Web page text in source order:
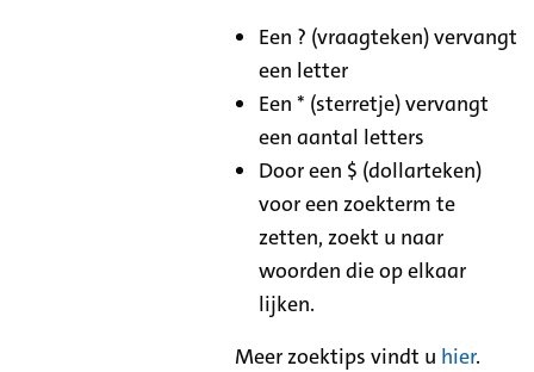
Een ? (vraagteken) vervangt
een letter
Een * (sterretje) vervangt
een aantal letters
Door een $ (dollarteken)
voor een zoekterm te
zetten, zoekt u naar
woorden die op elkaar
lijken.
Meer zoektips vindt u hier.